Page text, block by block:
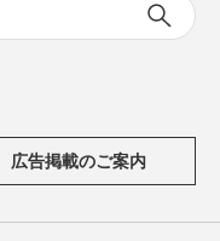
広告掲載のご案内